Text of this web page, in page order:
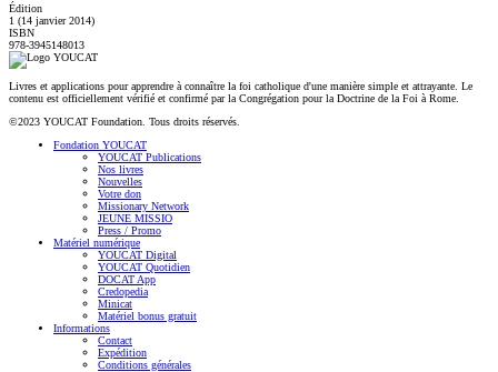
Édition
1 (14 janvier 2014)
ISBN
978-3945148013
Livres et applications pour apprendre à connaître la foi catholique d'une manière simple et attrayante. Le
contenu est officiellement vérifié et confirmé par la Congrégation pour la Doctrine de la Foi à Rome.
©2023 YOUCAT Foundation. Tous droits réservés.
Fondation YOUCAT
YOUCAT Publications
Nos livres
Nouvelles
Votre don
Missionary Network
JEUNE MISSIO
Press / Promo
Matériel numérique
YOUCAT Digital
YOUCAT Quotidien
DOCAT App
Credopedia
Minicat
Matériel bonus gratuit
Informations
Contact
Expédition
Conditions générales